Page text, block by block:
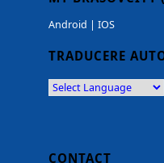
Android | IOS
TRADUCERE
CONTACT